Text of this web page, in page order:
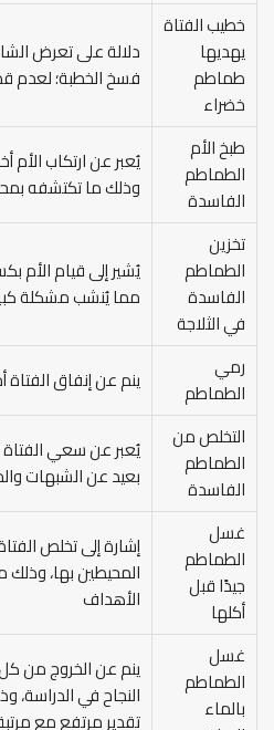
خطيب الفتاة
يهديها
طماطم
خضراء
دلالة على تعرض
فسخ الخطبة؛ لعدم
طبخ الأم
الطماطم
الفاسدة
يُعبر عن ارتكاب الأم
وذلك ما تكتشفه
تخزين
الطماطم
الفاسدة
في الثلاجة
يُشير إلى قيام الأم
مما يُنشب مشكلة
رمي
الطماطم
ينم عن إنفاق
التخلص من
الطماطم
الفاسدة
يُعبر عن سعي
بعيد عن الشبهات
غسل
الطماطم
جيدًا قبل
أكلها
إشارة إلى تخلص
المحيطين بها،
الأهداف
غسل
الطماطم
بالماء
ينم عن الخروج من
النجاح في
تقدير مرتفع مع